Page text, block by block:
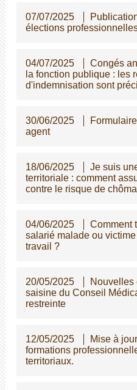
07/07/2025
élections
04/07/2025
Congés
la fonction publique : les
d'indemnisation sont
30/06/2025
agent
18/06/2025
Je suis
territoriale : comment
contre le risque de
04/06/2025
Comment
salarié malade ou
travail ?
20/05/2025
Nouvelles
saisine du Conseil
restreinte
12/05/2025
Mise à
formations
territoriaux.